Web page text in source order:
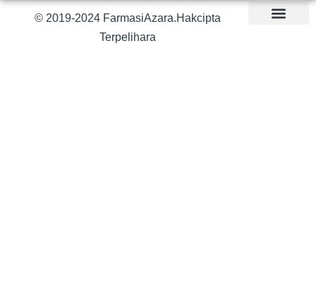
© 2019-2024 FarmasiAzara.Hakcipta
Terpelihara